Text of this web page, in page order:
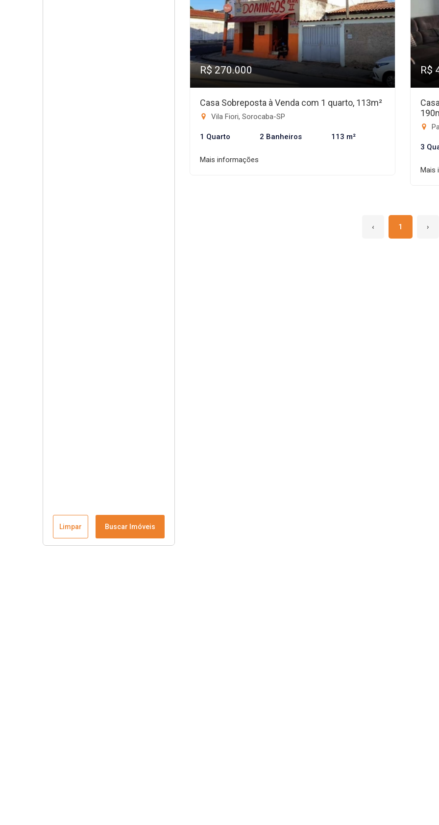
Limpar Buscar Imóveis
R$ 270.000
Casa Sobreposta à Venda com 1 quarto, 113m²
Vila Fiori, Sorocaba-SP
1 Quarto 2 Banheiros 113 m²
Mais informações
R$
3
Mais
‹ 1 ›